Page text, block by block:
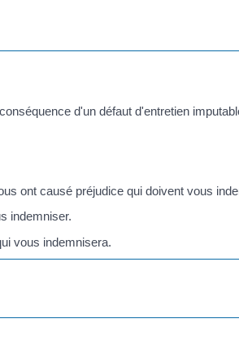
d'un défaut d'entretien
ont causé préjudice qui doivent vous
indemniser.
vous indemnisera.